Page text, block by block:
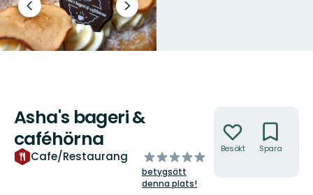
helskärmsläge
Föregående
bild
Nästa
bildspel
Asha's bageri &
caféhörna
Cafe/Restaurang
av
5
stjärnor
betygsätt
denna plats!
Besökt Spara